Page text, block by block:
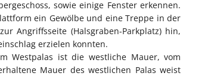
sowie einige Fenster erkennen.
ein Gewölbe und eine Treppe in der
Angriffsseite (Halsgraben-Parkplatz) hin,
erzielen konnten.
Westpalas ist die westliche Mauer, vom
Mauer des westlichen Palas weist